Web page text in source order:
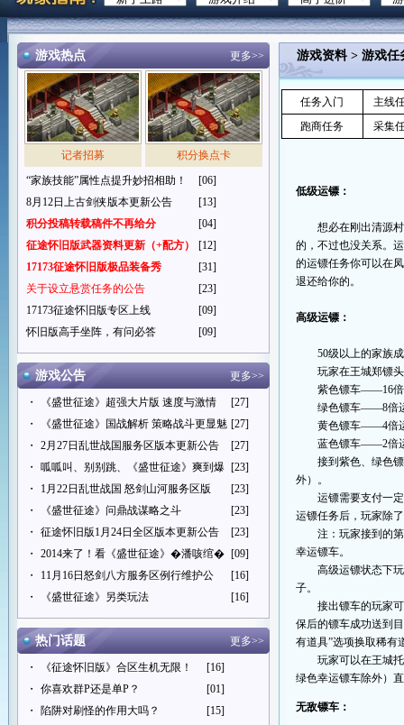
游戏热点 更多>>
记者招募
积分换点卡
“家族技能”属性点提升妙招相助！
[06]
8月12日上古剑侠版本更新公告
[13]
积分投稿转载稿件不再给分
[04]
征途怀旧版武器资料更新（+配方）
[12]
17173征途怀旧版极品装备秀
[31]
关于设立悬赏任务的公告
[23]
17173征途怀旧版专区上线
[09]
怀旧版高手坐阵，有问必答
[09]
游戏公告 更多>>
・ 《盛世征途》超强大片版 速度与激情
[27]
・
《盛世征途》国战解析 策略战斗更显魅 [27]
・
2月27日乱世战国服务区版本更新公告
[27]
・
呱呱叫、别别跳、《盛世征途》爽到爆 [23]
・
1月22日乱世战国 怒剑山河服务区版
[23]
・
《盛世征途》问鼎战谋略之斗
[23]
・
征途怀旧版1月24日全区版本更新公告
[23]
・
2014来了！看《盛世征途》�潘咳绾� [09]
・
11月16日怒剑八方服务区例行维护公
[16]
・
《盛世征途》另类玩法 [16]
热门话题 更多>>
・ 《征途怀旧版》合区生机无限！
[16]
・
你喜欢群P还是单P？
[01]
・
陷阱对刷怪的作用大吗？
[15]
游戏资料> 游戏任
任务入门
主线
跑商任务
采集
低级运镖：
想必在刚出清源
的，不过也没关系。
的运镖任务你可以在
退还给你的。
高级运镖：
50级以上的家族
玩家在王城郑镖
紫色镖车――16
绿色镖车――8倍
黄色镖车――4倍
蓝色镖车――2倍
接到紫色、绿色
外）。
运镖需要支付一
运镖任务后，玩家除
注 ：玩家接到的
幸运镖车。
高级运镖状态下
子。
接出镖车的玩家
保后的镖车成功送到
有道具”选项换取稀有
玩家可以在王城
绿色幸运镖车除外）
无敌镖车：